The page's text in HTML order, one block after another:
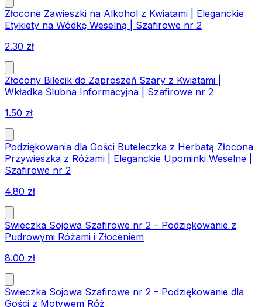
Złocone Zawieszki na Alkohol z Kwiatami | Eleganckie
Etykiety na Wódkę Weselną | Szafirowe nr 2
2.30 zł
Złocony Bilecik do Zaproszeń Szary z Kwiatami |
Wkładka Ślubna Informacyjna | Szafirowe nr 2
1.50 zł
Podziękowania dla Gości Buteleczka z Herbatą Złocona
Przywieszka z Różami | Eleganckie Upominki Weselne |
Szafirowe nr 2
4.80 zł
Świeczka Sojowa Szafirowe nr 2 – Podziękowanie z
Pudrowymi Różami i Złoceniem
8.00 zł
Świeczka Sojowa Szafirowe nr 2 – Podziękowanie dla
Gości z Motywem Róż